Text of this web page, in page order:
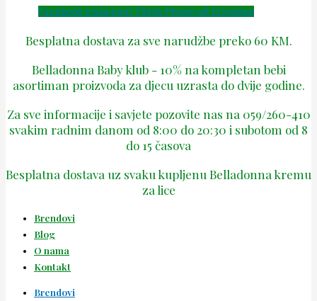
Facebook Instagram Tiktok Phone-alt Envelope
Besplatna dostava za sve narudžbe preko 60 KM.
Belladonna Baby klub - 10% na kompletan bebi
asortiman proizvoda za djecu uzrasta do dvije godine.
Za sve informacije i savjete pozovite nas na 059/260-410
svakim radnim danom od 8:00 do 20:30 i subotom od 8
do 15 časova
Besplatna dostava uz svaku kupljenu Belladonna kremu
za lice
Brendovi
Blog
O nama
Kontakt
Brendovi